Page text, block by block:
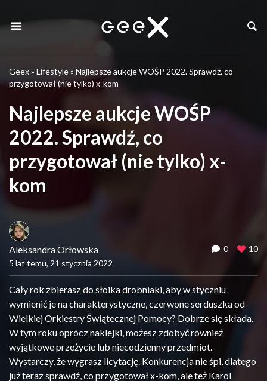
Geex» Lifestyle» Najlepsze aukcje WOŚP 2022. Sprawdź, co
przygotował (nie tylko) x-kom
Najlepsze aukcje WOŚP
2022. Sprawdź, co
przygotował (nie tylko) x-
kom
Aleksandra Orłowska
5 lat temu, 21 stycznia 2022
0 10
Cały rok zbierasz do słoika drobniaki, aby w styczniu
wymienić je na charakterystyczne, czerwone serduszka od
Wielkiej Orkiestry Świątecznej Pomocy? Dobrze się składa.
W tym roku oprócz naklejki, możesz zdobyć również
wyjątkowe przeżycie lub niecodzienny przedmiot.
Wystarczy, że wygrasz licytację. Konkurencja nie śpi, dlatego
już teraz sprawdź, co przygotował x-kom, ale też Karol